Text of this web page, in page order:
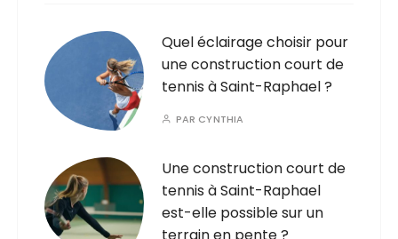
Quel éclairage choisir pour
une construction court de
tennis à Saint-Raphael ?
PAR CYNTHIA
Une construction court de
tennis à Saint-Raphael
est-elle possible sur un